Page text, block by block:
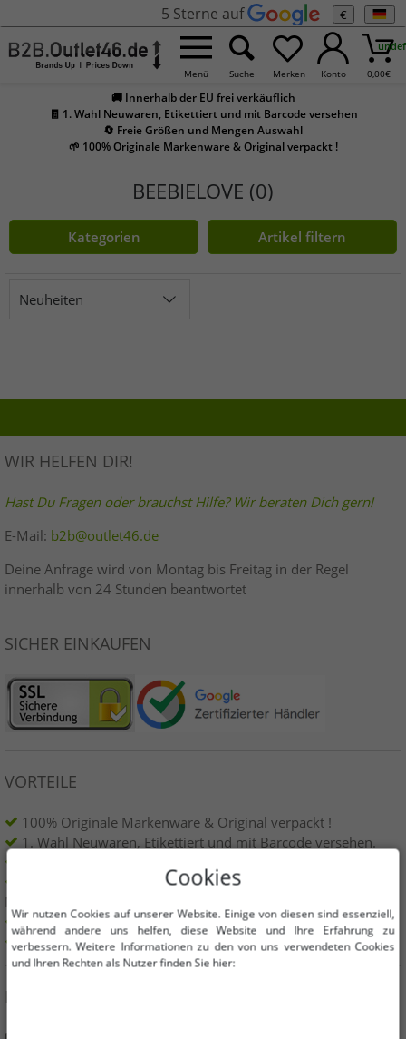
5 Sterne auf €
Menü Suche Merken Konto 0,00€
🚚 Innerhalb der EU frei verkäuflich
🧾 1. Wahl Neuwaren, Etikettiert und mit Barcode versehen
🔄 Freie Größen und Mengen Auswahl
🌱 100% Originale Markenware & Original verpackt !
BEEBIELOVE (0)
Kategorien Artikel filtern
Neuheiten
WIR HELFEN DIR!
Hast Du Fragen oder brauchst Hilfe? Wir beraten Dich gern!
E-Mail: b2b@outlet46.de
Deine Anfrage wird von Montag bis Freitag in der Regel
innerhalb von 24 Stunden beantwortet
SICHER EINKAUFEN
VORTEILE
100% Originale Markenware & Original verpackt !
1. Wahl Neuwaren, Etikettiert und mit Barcode versehen.
Mindestbestellwert ist 199€ netto | Keine
Mindestbestellmenge
Angebote bis zu 90% günstiger
Freie Größen und Mengen Auswahl
DU FINDEST UNS AUCH AUF
Cookies
Wir nutzen Cookies auf unserer Website. Einige von diesen sind essenziell,
während andere uns helfen, diese Website und Ihre Erfahrung zu
verbessern. Weitere Informationen zu den von uns verwendeten Cookies
und Ihren Rechten als Nutzer finden Sie hier: